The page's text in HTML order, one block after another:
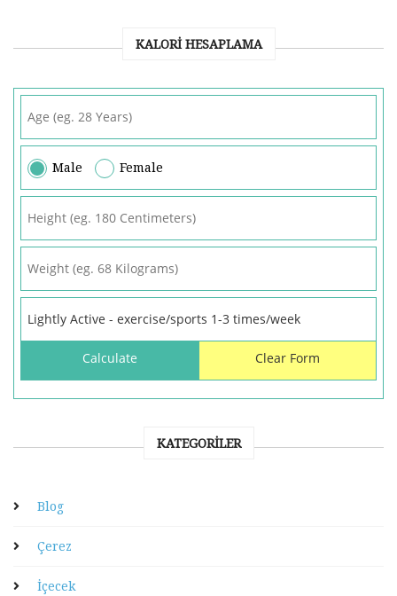
KALORI HESAPLAMA
Male Female
KATEGORILER
Blog
Çerez
İçecek